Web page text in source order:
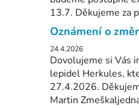
13.7. Děkujeme za
Oznámení o
24.4.2026
Dovolujeme si Vás
lepidel Herkules,
27.4.2026.
Martin